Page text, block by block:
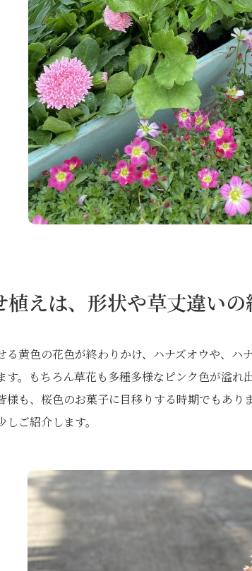
植えは、形状や草丈違い
る黄色の花色が終わりかけ、ハナズオウや、ハ
す。もちろん草花も多種多様なピンク色が溢れ
様も、桜色のお菓子に目移りする時期でもあ
ご紹介します。